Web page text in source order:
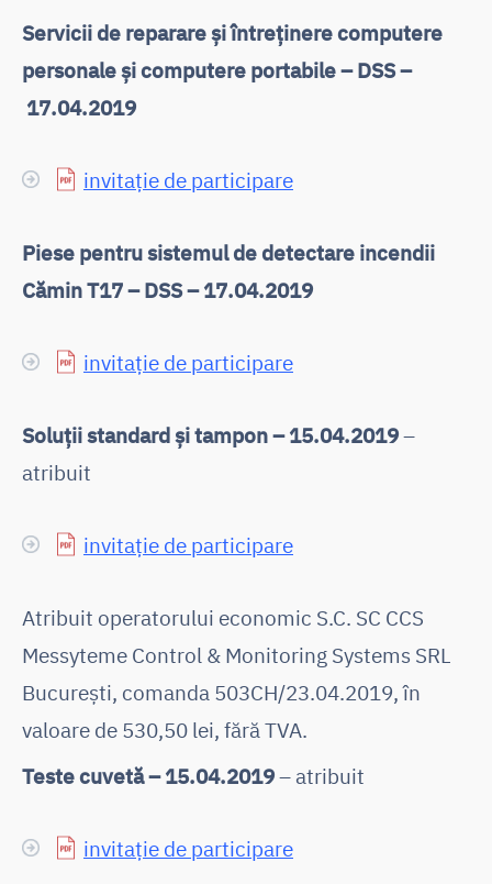
Servicii de reparare și întreținere computere
personale și computere portabile – DSS –
17.04.2019
invitație de participare
Piese pentru sistemul de detectare incendii
Cămin T17 – DSS – 17.04.2019
invitație de participare
Soluții standard și tampon – 15.04.2019–
atribuit
invitație de participare
Atribuit operatorului economic S.C. SC CCS
Messyteme Control & Monitoring Systems SRL
București, comanda 503CH/23.04.2019, în
valoare de 530,50 lei, fără TVA.
Teste cuvetă – 15.04.2019– atribuit
invitație de participare